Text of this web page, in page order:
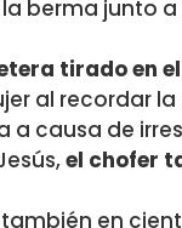
berma junto
tirado en
al recordar
causa de
el chofer
en